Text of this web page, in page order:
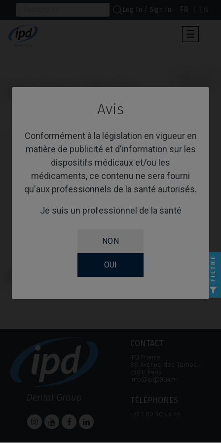
Avis
Conformément à la législation en vigueur en
matière de publicité et d'information sur les
dispositifs médicaux et/ou les
médicaments, ce contenu ne sera fourni
qu'aux professionnels de la santé autorisés.
Je suis un professionnel de la santé
NON
OUI
Log In / Sign In FR
Toggle
☰
Accueil Marques DIO® UFII
Base CoCr
CONTACT
IPD France
88 Avenue des Ternes ‑
75017 Paris
info@ipd2004.fr
TÉLÉPHONES
+33 1 80 90 45 45
FILTRE